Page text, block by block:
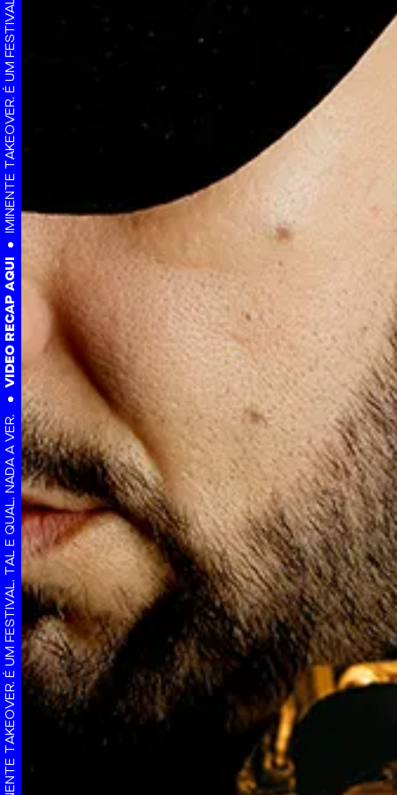
IMINENTE TAKEOVER. É UM FESTIVAL. TAL E QUAL. NADA A VER.
VIDEO RECAP AQUI